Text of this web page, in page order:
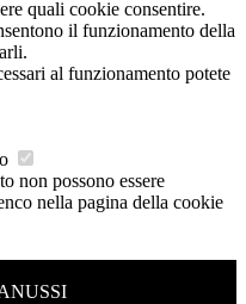
quali cookie consentire.
il funzionamento della
al funzionamento potete
non possono essere
nella pagina della cookie